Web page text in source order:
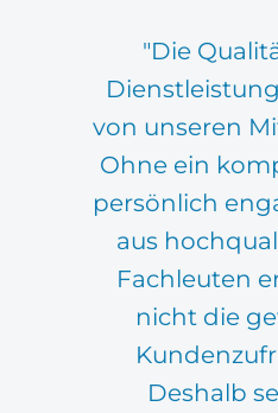
"Die
von unseren
Ohne ein
persönlich
aus
Fachleuten
nicht die
Deshalb